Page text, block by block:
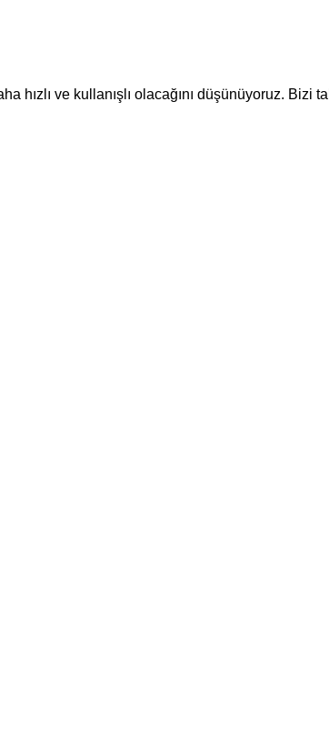
ve kullanışlı olacağını düşünüyoruz. Bizi